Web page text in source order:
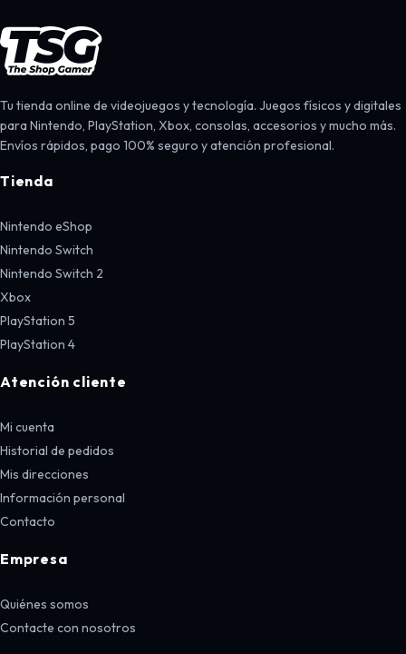
Tu tienda online de videojuegos y tecnología. Juegos físicos y digitales
para Nintendo, PlayStation, Xbox, consolas, accesorios y mucho más.
Envíos rápidos, pago 100% seguro y atención profesional.
Tienda
Nintendo eShop
Nintendo Switch
Nintendo Switch 2
Xbox
PlayStation 5
PlayStation 4
Atención cliente
Mi cuenta
Historial de pedidos
Mis direcciones
Información personal
Contacto
Empresa
Quiénes somos
Contacte con nosotros